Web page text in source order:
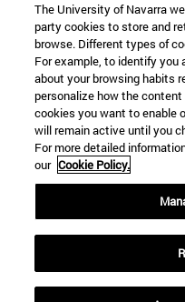
The University of Navarra
party cookies to store and
browse. Different types of
For example, to identify you
about your browsing habits
personalize how the
cookies you want to enable
will remain active until you
For more detailed
our Cookie Policy.